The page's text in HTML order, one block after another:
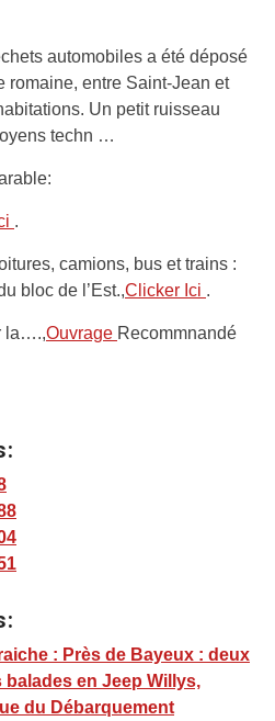
automobiles a été déposé
romaine, entre Saint-Jean et
Un petit ruisseau
techn …
.
camions, bus et trains :
bloc de l’Est.,Clicker Ici .
la….,Ouvrage Recommnandé
: Près de Bayeux : deux
en Jeep Willys,
du Débarquement